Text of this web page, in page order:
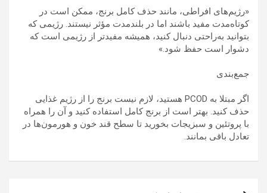
«رژیم‌های افراطی، مانند حذف کامل برنج، ممکن است در
کوتاه‌مدت مفید باشند اما در بلندمدت مؤثر نیستند. رژیمی که
بتوانید به‌راحتی دنبال کنید، همیشه مفیدتر از رژیمی است که
دشوار است حفظ شود.»
جمع‌بندی
اگر مبتلا به PCOD هستید، لازم نیست برنج را از رژیم غذایی
حذف کنید. بهتر است از برنج کامل استفاده کنید و آن را همراه
با پروتئین و سبزیجات بخورید تا سطح قند خون و هورمون‌ها در
تعادل باقی بمانند.
راهبری